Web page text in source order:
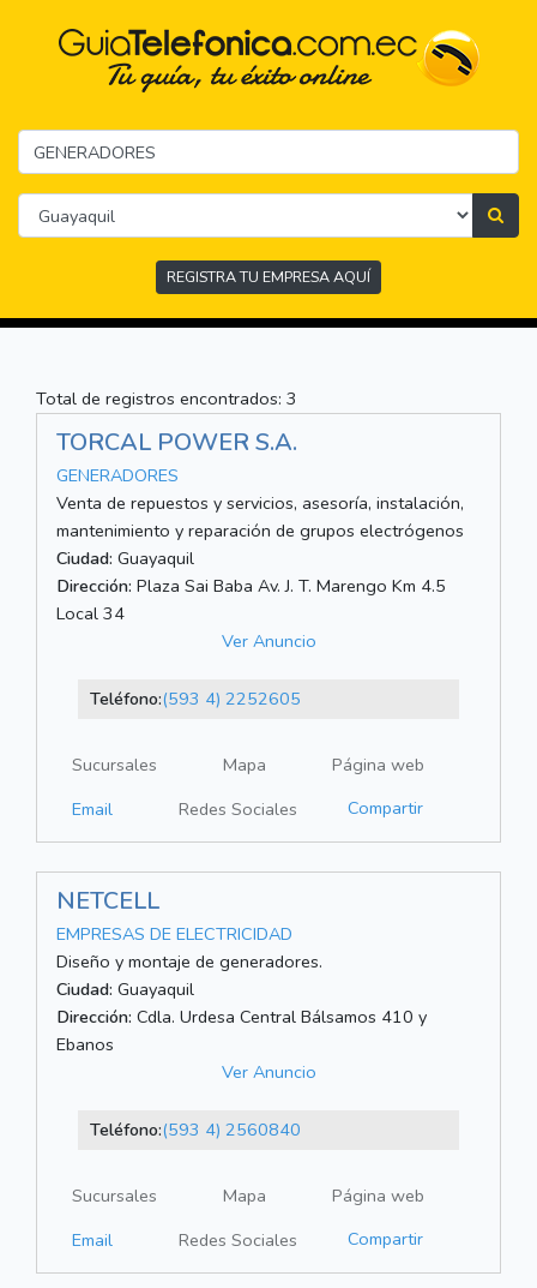
REGISTRA TU EMPRESA AQUÍ
Total de registros encontrados: 3
TORCAL POWER S.A.
GENERADORES
Venta de repuestos y servicios, asesoría, instalación,
mantenimiento y reparación de grupos electrógenos
Ciudad: Guayaquil
Dirección: Plaza Sai Baba Av. J. T. Marengo Km 4.5
Local 34
Ver Anuncio
Teléfono:(593 4) 2252605
Sucursales Mapa
Página web
Email
Redes Sociales Compartir
NETCELL
EMPRESAS DE ELECTRICIDAD
Diseño y montaje de generadores.
Ciudad: Guayaquil
Dirección: Cdla. Urdesa Central Bálsamos 410 y
Ebanos
Ver Anuncio
Teléfono:(593 4) 2560840
Sucursales Mapa
Página web
Email
Redes Sociales Compartir